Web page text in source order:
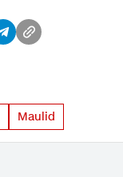
Maulid